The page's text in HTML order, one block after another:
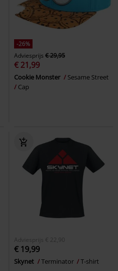
-26%
Adviesprijs € 29,95
€ 21,99
Cookie Monster
Sesame Street
Cap
Adviesprijs € 22,90
€ 19,99
Skynet Terminator T-shirt